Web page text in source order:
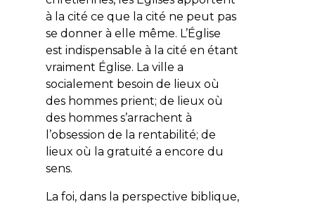
à la cité ce que la cité ne peut pas
se donner à elle même. L’Église
est indispensable à la cité en étant
vraiment Église. La ville a
socialement besoin de lieux où
des hommes prient; de lieux où
des hommes s’arrachent à
l’obsession de la rentabilité; de
lieux où la gratuité a encore du
sens.
La foi, dans la perspective biblique,